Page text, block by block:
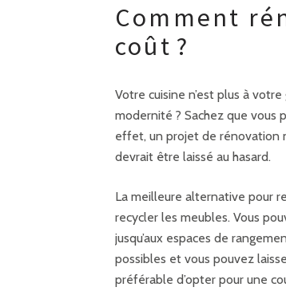
Comment
coût ?
Votre cuisine n’est plus à
modernité ? Sachez que vous
effet, un projet de rénovation
devrait être laissé au hasard.
La meilleure alternative pour
recycler les meubles. Vous
jusqu’aux espaces de
possibles et vous pouvez
préférable d’opter pour une